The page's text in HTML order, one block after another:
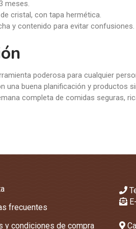
meses.
cristal, con tapa hermética.
y contenido para evitar confusiones.
poderosa para cualquier
una buena planificación y productos
completa de comidas seguras,
frecuentes
y condiciones de compra